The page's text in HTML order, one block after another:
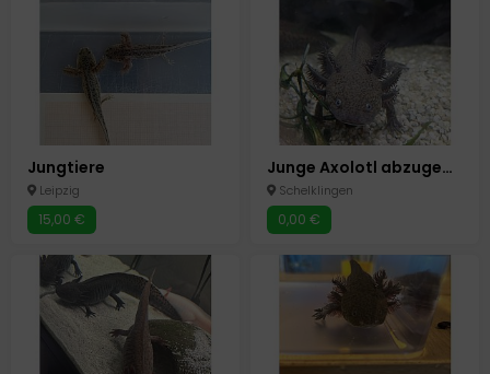
Jungtiere
Leipzig
15,00 €
Junge Axolotl abzugeben
Schelklingen
0,00 €